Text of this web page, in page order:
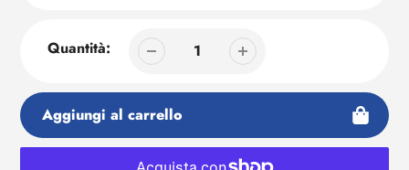
Quantità:
Aggiungi al carrello